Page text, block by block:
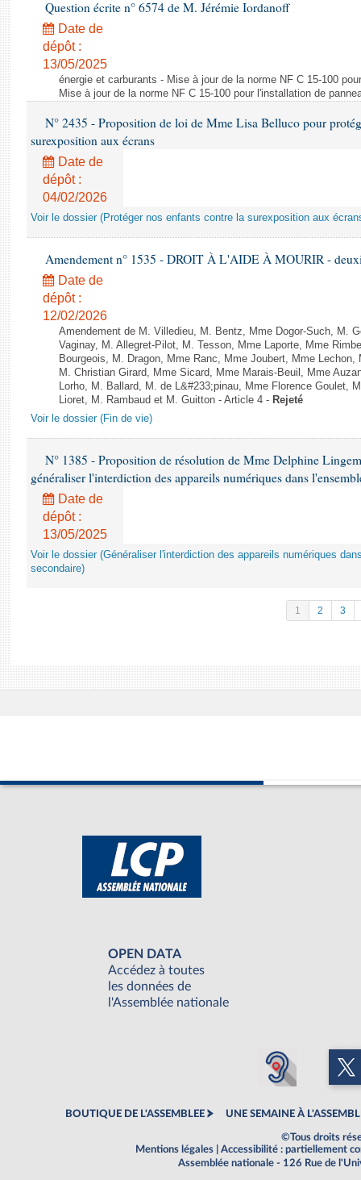
Question écrite n° 6574 de M. Jérémie Iordanoff
Date de
dépôt :
13/05/2025
énergie et carburants - Mise à jour de la norme NF C 15-100
Mise à jour de la norme NF C 15-100 pour l'installation de
N° 2435 - Proposition de loi de Mme Lisa Belluco pour
surexposition aux écrans
Date de
dépôt :
04/02/2026
Voir le dossier (Protéger nos enfants contre la surexposition aux
Amendement n° 1535 - DROIT À L'AIDE À MOURIR -
Date de
dépôt :
12/02/2026
Amendement de M. Villedieu, M. Bentz, Mme Dogor-Such, M.
Vaginay, M. Allegret-Pilot, M. Tesson, Mme Laporte, Mme
Bourgeois, M. Dragon, Mme Ranc, Mme Joubert, Mme
M. Christian Girard, Mme Sicard, Mme Marais-Beuil, Mme
Lorho, M. Ballard, M. de L&#233;pinau, Mme Florence Goulet,
Lioret, M. Rambaud et M. Guitton - Article 4 - Rejeté
Voir le dossier (Fin de vie)
N° 1385 - Proposition de résolution de Mme Delphine
généraliser l'interdiction des appareils numériques dans
Date de
dépôt :
13/05/2025
Voir le dossier (Généraliser l'interdiction des appareils numériques
secondaire)
1 2 3
OPEN DATA
Accédez à toutes
les données de
l'Assemblée nationale
BOUTIQUE DE L'ASSEMBLEE UNE SEMAINE À
©Tous droits
Mentions légales
Accessibilité : partiellement
Assemblée nationale - 126 Rue de